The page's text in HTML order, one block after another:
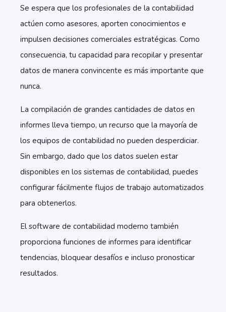
Se espera que los profesionales de la contabilidad
actúen como asesores, aporten conocimientos e
impulsen decisiones comerciales estratégicas. Como
consecuencia, tu capacidad para recopilar y presentar
datos de manera convincente es más importante que
nunca.
La compilación de grandes cantidades de datos en
informes lleva tiempo, un recurso que la mayoría de
los equipos de contabilidad no pueden desperdiciar.
Sin embargo, dado que los datos suelen estar
disponibles en los sistemas de contabilidad, puedes
configurar fácilmente flujos de trabajo automatizados
para obtenerlos.
El software de contabilidad moderno también
proporciona funciones de informes para identificar
tendencias, bloquear desafíos e incluso pronosticar
resultados.